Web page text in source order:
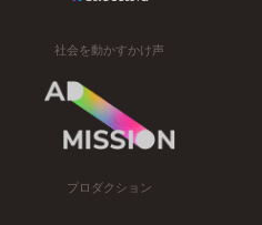
社会を動かすかけ声
プロダクション